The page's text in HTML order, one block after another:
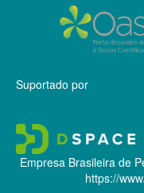
Suportado por
Empresa Brasileira de
https://